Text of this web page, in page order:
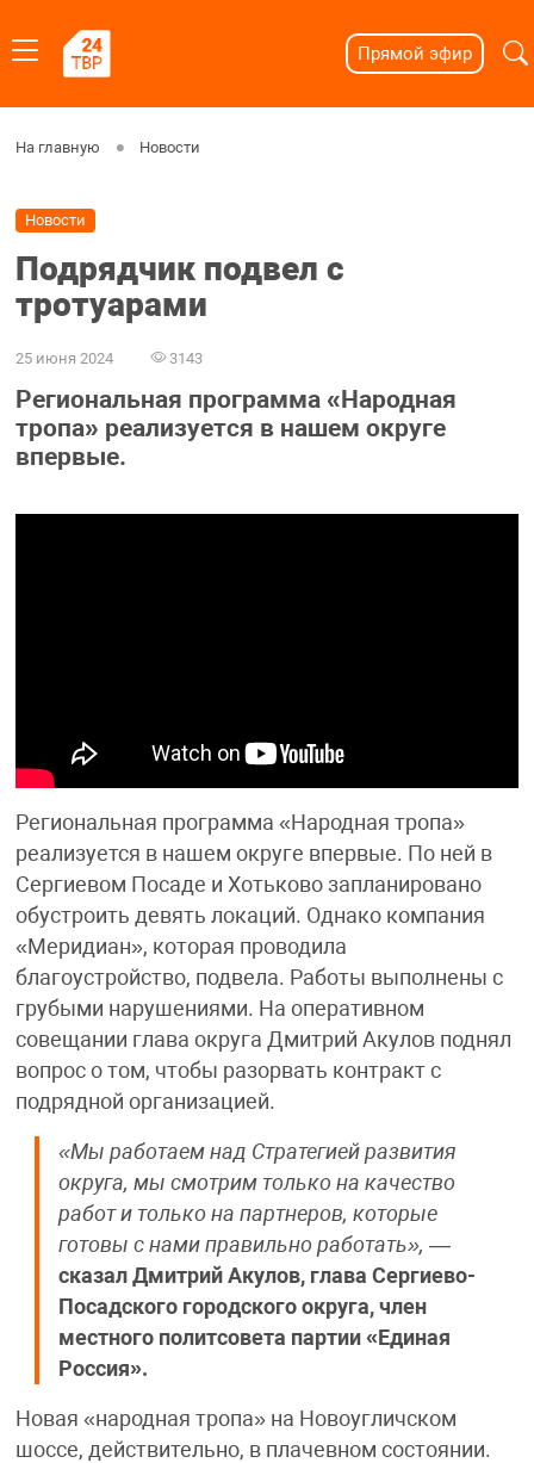
Прямой эфир
На главную Новости
Новости
Подрядчик подвел с
тротуарами
25 июня 2024 3143
Региональная программа «Народная
тропа» реализуется в нашем округе
впервые.
Региональная программа «Народная тропа»
реализуется в нашем округе впервые. По ней в
Сергиевом Посаде и Хотьково запланировано
обустроить девять локаций. Однако компания
«Меридиан», которая проводила
благоустройство, подвела. Работы выполнены с
грубыми нарушениями. На оперативном
совещании глава округа Дмитрий Акулов поднял
вопрос о том, чтобы разорвать контракт с
подрядной организацией.
«Мы работаем над Стратегией развития
округа, мы смотрим только на качество
работ и только на партнеров, которые
готовы с нами правильно работать», —
сказал Дмитрий Акулов, глава Сергиево-
Посадского городского округа, член
местного политсовета партии «Единая
Россия».
Новая «народная тропа» на Новоугличском
шоссе, действительно, в плачевном состоянии.